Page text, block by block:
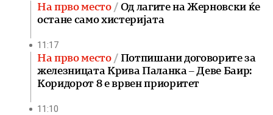
На прво место
Од лагите на Жерновски ќе
остане само хистеријата
11:17
На прво место
Потпишани договорите за
железницата Крива Паланка – Деве Баир:
Коридорот 8 е врвен приоритет
11:10